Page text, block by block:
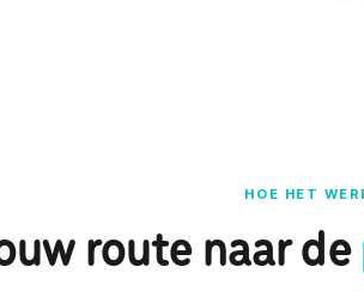
HOE HET
route naar de